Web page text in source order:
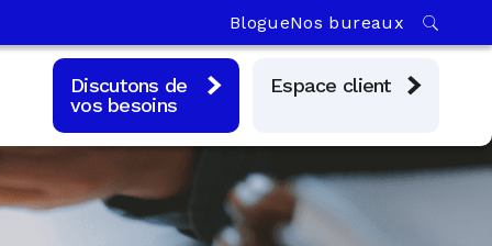
BlogueNos bureaux
Discutons de
vos besoins
Espace client